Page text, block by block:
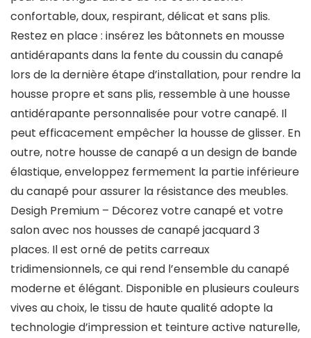
confortable, doux, respirant, délicat et sans plis.
Restez en place : insérez les bâtonnets en mousse
antidérapants dans la fente du coussin du canapé
lors de la dernière étape d’installation, pour rendre la
housse propre et sans plis, ressemble à une housse
antidérapante personnalisée pour votre canapé. Il
peut efficacement empêcher la housse de glisser. En
outre, notre housse de canapé a un design de bande
élastique, enveloppez fermement la partie inférieure
du canapé pour assurer la résistance des meubles.
Desigh Premium – Décorez votre canapé et votre
salon avec nos housses de canapé jacquard 3
places. Il est orné de petits carreaux
tridimensionnels, ce qui rend l’ensemble du canapé
moderne et élégant. Disponible en plusieurs couleurs
vives au choix, le tissu de haute qualité adopte la
technologie d’impression et teinture active naturelle,